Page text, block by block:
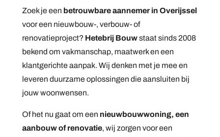
Zoek je een betrouwbare aannemer in Overijssel
voor een nieuwbouw-, verbouw- of
renovatieproject? Hetebrij Bouwstaat sinds 2008
bekend om vakmanschap, maatwerk en een
klantgerichte aanpak. Wij denken met je mee en
leveren duurzame oplossingen die aansluiten bij
jouw woonwensen.
Of het nu gaat om een nieuwbouwwoning, een
aanbouw of renovatie, wij zorgen voor een